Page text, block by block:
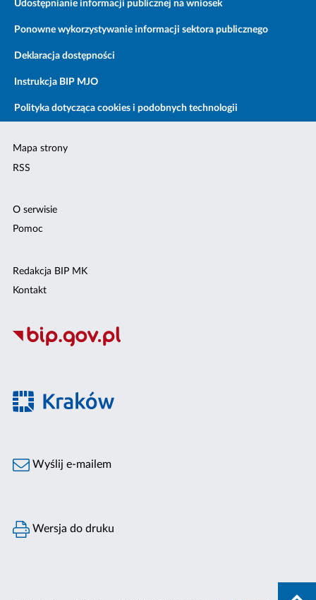
Udostępnianie informacji publicznej na wniosek
Ponowne wykorzystywanie informacji sektora publicznego
Deklaracja dostępności
Instrukcja BIP MJO
Polityka dotycząca cookies i podobnych technologii
Mapa strony
RSS
O serwisie
Pomoc
Redakcja BIP MK
Kontakt
Wyślij e-mailem
Wersja do druku